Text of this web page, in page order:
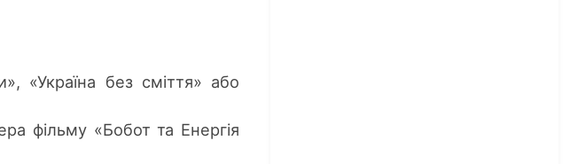
«Україна без сміття» або
фільму «Бобот та Енергія